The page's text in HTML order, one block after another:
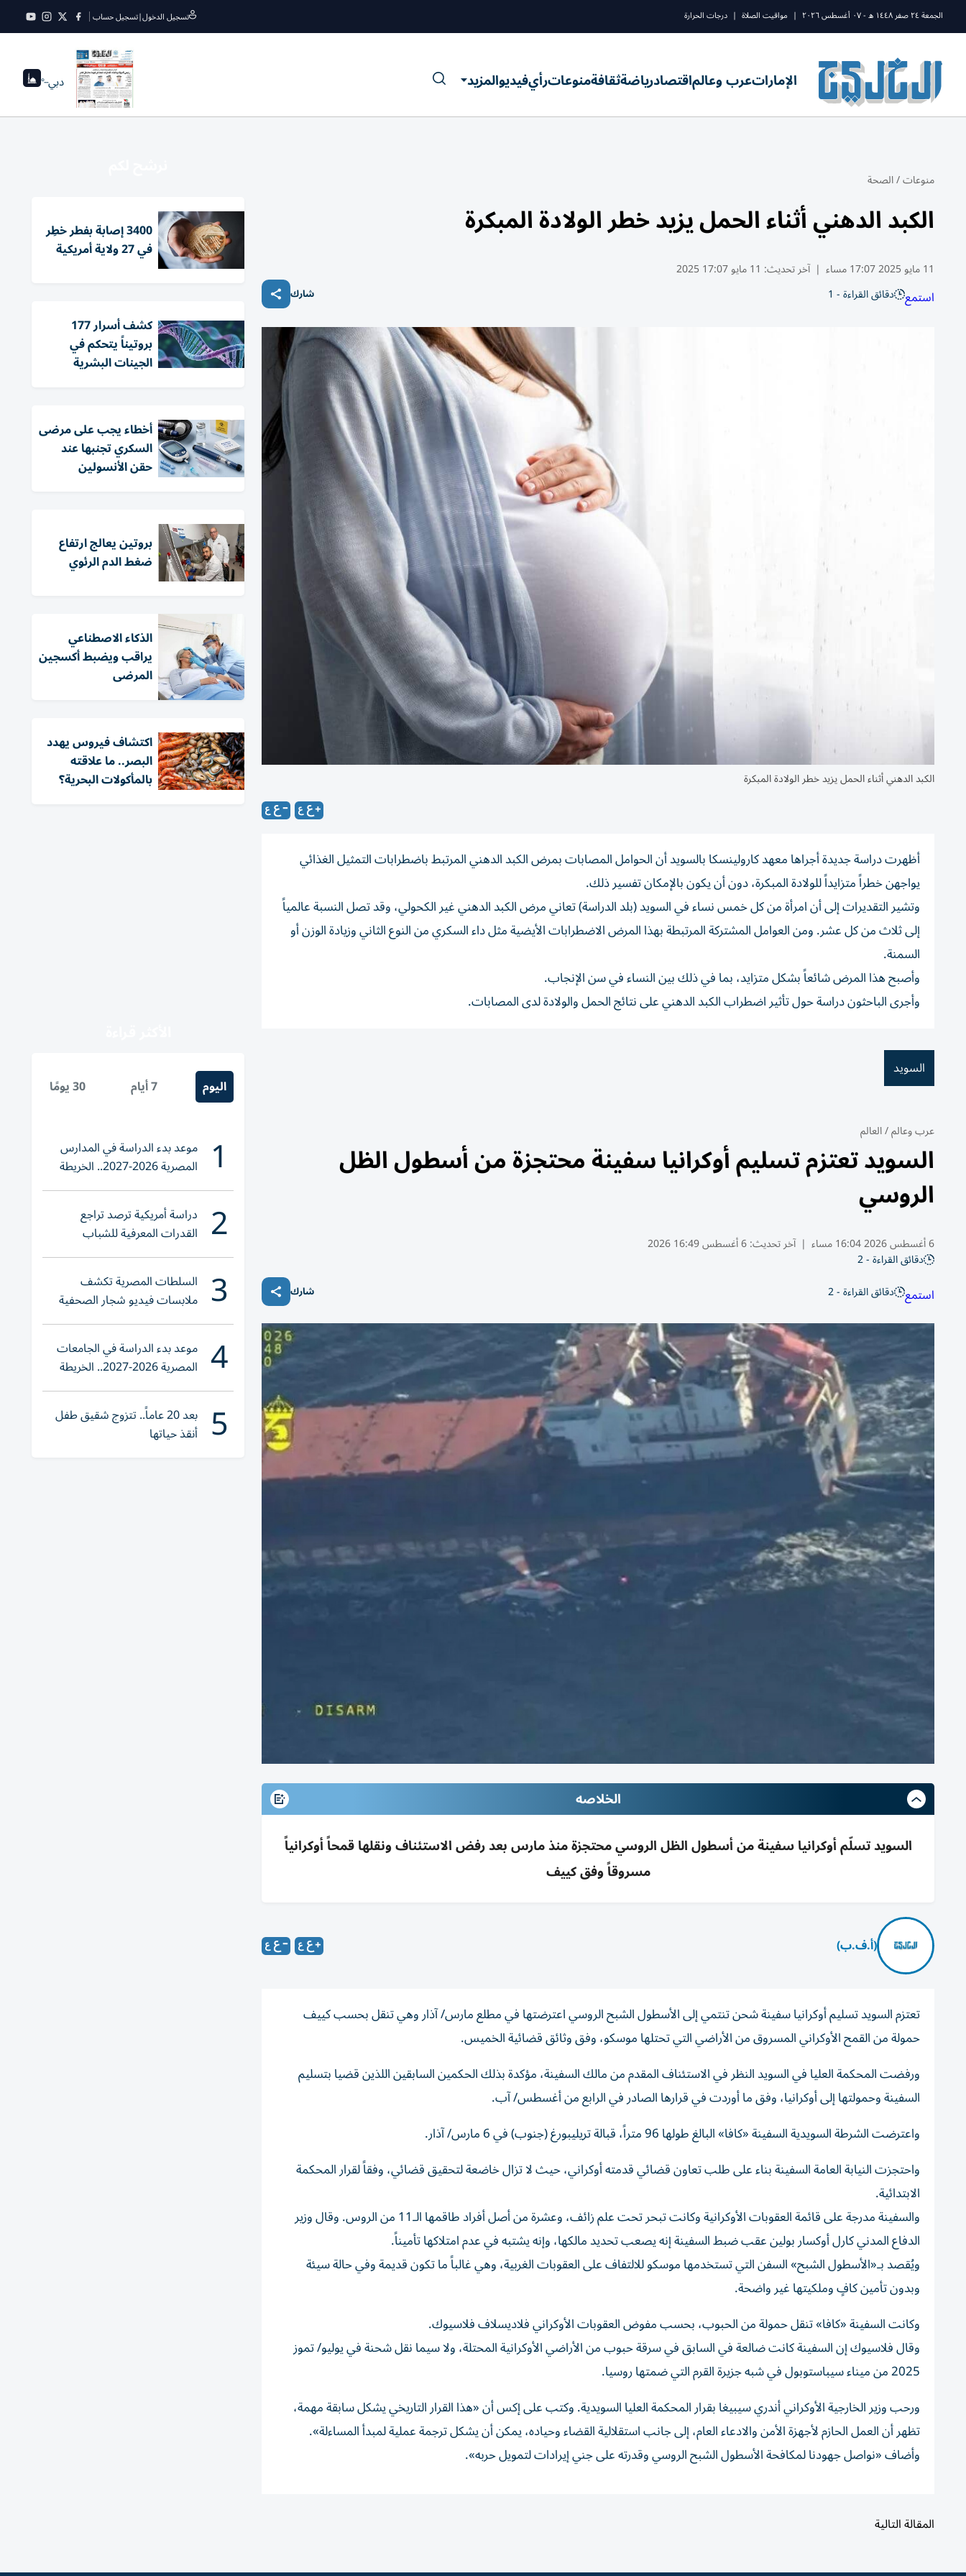
الجمعة ٢٤ صفر ١٤٤٨ ه - ٠٧ أغسطس ٢٠٢٦ | مواقيت الصلاة | درجات الحرارة تسجيل الدخول|تسجيل حساب
الإماراتعرب وعالماقتصادرياضةثقافةمنوعاترأيفيديوالمزيد دبي--°
منوعات/الصحة
الكبد الدهني أثناء الحمل يزيد خطر الولادة المبكرة
11 مايو 2025 17:07 مساء | آخر تحديث: 11 مايو 17:07 2025
استمع دقائق القراءة - 1 شارك
الكبد الدهني أثناء الحمل يزيد خطر الولادة المبكرة
أظهرت دراسة جديدة أجراها معهد كارولينسكا بالسويد أن الحوامل المصابات بمرض الكبد الدهني المرتبط باضطرابات التمثيل الغذائي
يواجهن خطراً متزايداً للولادة المبكرة، دون أن يكون بالإمكان تفسير ذلك.
وتشير التقديرات إلى أن امرأة من كل خمس نساء في السويد (بلد الدراسة) تعاني مرض الكبد الدهني غير الكحولي، وقد تصل النسبة عالمياً
إلى ثلاث من كل عشر. ومن العوامل المشتركة المرتبطة بهذا المرض الاضطرابات الأيضية مثل داء السكري من النوع الثاني وزيادة الوزن أو
السمنة.
وأصبح هذا المرض شائعاً بشكل متزايد، بما في ذلك بين النساء في سن الإنجاب.
وأجرى الباحثون دراسة حول تأثير اضطراب الكبد الدهني على نتائج الحمل والولادة لدى المصابات.
السويد
عرب وعالم/العالم
السويد تعتزم تسليم أوكرانيا سفينة محتجزة من أسطول الظل
الروسي
6 أغسطس 2026 16:04 مساء | آخر تحديث:6 أغسطس 16:49 2026
دقائق القراءة - 2
استمع دقائق القراءة - 2 شارك
الخلاصه
السويد تسلّم أوكرانيا سفينة من أسطول الظل الروسي محتجزة منذ مارس بعد رفض الاستئناف ونقلها قمحاً أوكرانياً
مسروقاً وفق كييف
(أ.ف.ب)
تعتزم السويد تسليم أوكرانيا سفينة شحن تنتمي إلى الأسطول الشبح الروسي اعترضتها في مطلع مارس/ آذار وهي تنقل بحسب كييف
حمولة من القمح الأوكراني المسروق من الأراضي التي تحتلها موسكو، وفق وثائق قضائية الخميس.
ورفضت المحكمة العليا في السويد النظر في الاستئناف المقدم من مالك السفينة، مؤكدة بذلك الحكمين السابقين اللذين قضيا بتسليم
السفينة وحمولتها إلى أوكرانيا، وفق ما أوردت في قرارها الصادر في الرابع من أغسطس/ آب.
واعترضت الشرطة السويدية السفينة «كافا» البالغ طولها 96 متراً، قبالة تريليبورغ (جنوب) في 6 مارس/ آذار.
واحتجزت النيابة العامة السفينة بناء على طلب تعاون قضائي قدمته أوكراني، حيث لا تزال خاضعة لتحقيق قضائي، وفقاً لقرار المحكمة
الابتدائية.
والسفينة مدرجة على قائمة العقوبات الأوكرانية وكانت تبحر تحت علم زائف، وعشرة من أصل أفراد طاقمها الـ11 من الروس. وقال وزير
الدفاع المدني كارل أوكسار بولين عقب ضبط السفينة إنه يصعب تحديد مالكها، وإنه يشتبه في عدم امتلاكها تأميناً.
ويُقصد بـ«الأسطول الشبح» السفن التي تستخدمها موسكو للالتفاف على العقوبات الغربية، وهي غالباً ما تكون قديمة وفي حالة سيئة
وبدون تأمين كافٍ وملكيتها غير واضحة.
وكانت السفينة «كافا» تنقل حمولة من الحبوب، بحسب مفوض العقوبات الأوكراني فلاديسلاف فلاسيوك.
وقال فلاسيوك إن السفينة كانت ضالعة في السابق في سرقة حبوب من الأراضي الأوكرانية المحتلة، ولا سيما نقل شحنة في يوليو/ تموز
2025 من ميناء سيباستوبول في شبه جزيرة القرم التي ضمتها روسيا.
ورحب وزير الخارجية الأوكراني أندري سيبيغا بقرار المحكمة العليا السويدية. وكتب على إكس أن «هذا القرار التاريخي يشكل سابقة مهمة،
تظهر أن العمل الحازم لأجهزة الأمن والادعاء العام، إلى جانب استقلالية القضاء وحياده، يمكن أن يشكل ترجمة عملية لمبدأ المساءلة».
وأضاف «نواصل جهودنا لمكافحة الأسطول الشبح الروسي وقدرته على جني إيرادات لتمويل حربه».
المقالة التالية
3400 إصابة بفطر خطِر
في 27 ولاية أمريكية
كشف أسرار 177
بروتيناً يتحكم في
الجينات البشرية
أخطاء يجب على مرضى
السكري تجنبها عند
حقن الأنسولين
بروتين يعالج ارتفاع
ضغط الدم الرئوي
الذكاء الاصطناعي
يراقب ويضبط أكسجين
المرضى
اكتشاف فيروس يهدد
البصر.. ما علاقته
بالمأكولات البحرية؟
اليوم 7 أيام 30 يومًا
1 موعد بدء الدراسة في المدارس
المصرية 2026-2027.. الخريطة
الزمنية للعام الدراسي الجديد
2 دراسة أمريكية ترصد تراجع
القدرات المعرفية للشباب
3 السلطات المصرية تكشف
ملابسات فيديو شجار الصحفية
الوهمية والسائق
4 موعد بدء الدراسة في الجامعات
المصرية 2026-2027.. الخريطة
الزمنية الكاملة للعام الجامعي
الجديد 5 بعد 20 عاماً.. تتزوج شقيق طفل
أنقذ حياتها